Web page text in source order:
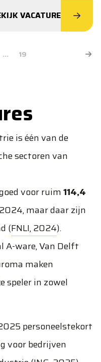
VACATURE
... 19
is één van de
sectoren van
voor ruim114,4
maar daar zijn
(FNLI, 2024).
A-ware, Van Delft
maken
speler in zowel
personeelstekort
voor bedrijven